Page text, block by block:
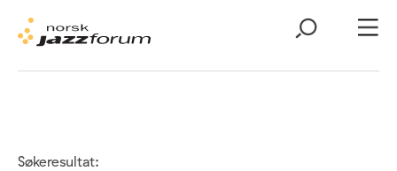
Søkeresultat: